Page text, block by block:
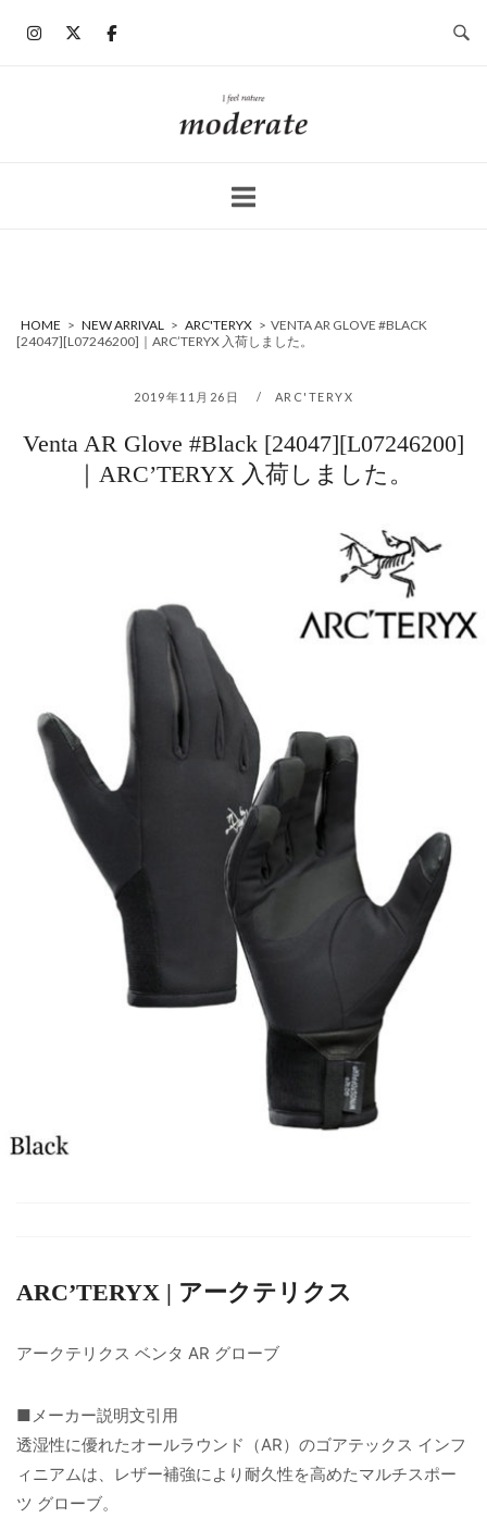
ホ
ー
HOME > NEW ARRIVAL > ARC'TERYX > VENTA AR GLOVE #BLACK
[24047][L07246200]｜ARC’TERYX 入荷しました。
2019年11月26日 ARC'TERYX
Venta AR Glove #Black [24047][L07246200]
｜ARC’TERYX 入荷しました。
ARC’TERYX | アークテリクス
アークテリクス ベンタ AR グローブ
■メーカー説明文引用
透湿性に優れたオールラウンド（AR）のゴアテックス インフ
ィニアムは、レザー補強により耐久性を高めたマルチスポー
ツ グローブ。